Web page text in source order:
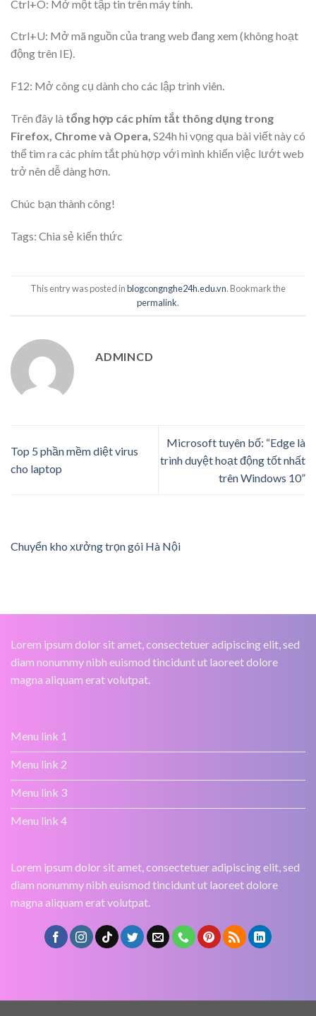
Ctrl+O: Mở một tập tin trên máy tính.
Ctrl+U: Mở mã nguồn của trang web đang xem (không hoạt
động trên IE).
F12: Mở công cụ dành cho các lập trình viên.
Trên đây là tổng hợp các phím tắt thông dụng trong
Firefox, Chrome và Opera, S24h hi vọng qua bài viết này có
thể tìm ra các phím tắt phù hợp với mình khiến việc lướt web
trở nên dễ dàng hơn.
Chúc bạn thành công!
Tags: Chia sẻ kiến thức
This entry was posted inblogcongnghe24h.edu.vn. Bookmark the
permalink.
ADMINCD
Top 5 phần mềm diệt virus
cho laptop
Microsoft tuyên bố: “Edge là
trình duyệt hoạt động tốt nhất
trên Windows 10”
Chuyển kho xưởng trọn gói Hà Nội
Lorem ipsum dolor sit amet, consectetuer adipiscing elit, sed
diam nonummy nibh euismod tincidunt ut laoreet dolore
magna aliquam erat volutpat.
Menu link 1
Menu link 2
Menu link 3
Menu link 4
Lorem ipsum dolor sit amet, consectetuer adipiscing elit, sed
diam nonummy nibh euismod tincidunt ut laoreet dolore
magna aliquam erat volutpat.